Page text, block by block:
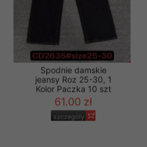
Spodnie damskie
jeansy Roz 25-30, 1
Kolor Paczka 10 szt